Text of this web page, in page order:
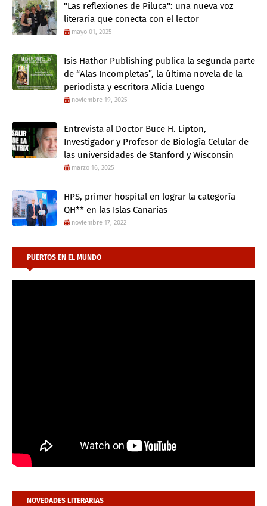
"Las reflexiones de Piluca": una nueva voz
literaria que conecta con el lector
mayo 01, 2025
Isis Hathor Publishing publica la segunda parte
de “Alas Incompletas”, la última novela de la
periodista y escritora Alicia Luengo
noviembre 19, 2025
Entrevista al Doctor Buce H. Lipton,
Investigador y Profesor de Biología Celular de
las universidades de Stanford y Wisconsin
marzo 16, 2025
HPS, primer hospital en lograr la categoría
QH** en las Islas Canarias
noviembre 17, 2022
PUERTOS EN EL MUNDO
NOVEDADES LITERARIAS